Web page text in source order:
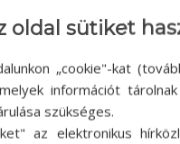
oldal sütiket
„cookie"-kat
információt
szükséges.
az elektronikus